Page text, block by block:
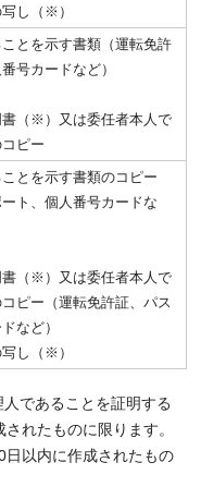
し（※）
とを示す書類（運転免許
号カードなど）
（※）又は委任者本人で
ピー
とを示す書類のコピー
ート、個人番号カードな
（※）又は委任者本人で
ピー（運転免許証、パス
など）
し（※）
であることを証明する
れたものに限ります。
以内に作成されたもの